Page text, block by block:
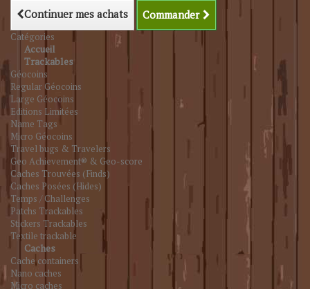
Continuer mes achats Commander
Catégories
Accueil
Trackables
Géocoins
Regular Géocoins
Large Géocoins
Editions Limitées
Name Tags
Micro Géocoins
Travel bugs & Travelers
Geo Achievement® & Geo-score
Caches Trouvées (Finds)
Caches Posées (Hides)
Temps / Challenges
Patchs Trackables
Stickers Trackables
Textile trackable
Caches
Cache containers
Nano caches
Micro caches